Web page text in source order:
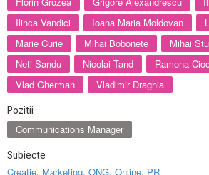
Ilinca Vandici
Ioana Maria Moldovan
Marie Curie
Mihai Bobonete Mihai
Neti Sandu
Nicolai Tand
Ramona
Vlad Gherman
Vladimir Draghia
Pozitii
Communications Manager
Subiecte
Creatie, Marketing, ONG, Online, PR